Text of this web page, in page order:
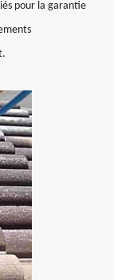
pour la garantie